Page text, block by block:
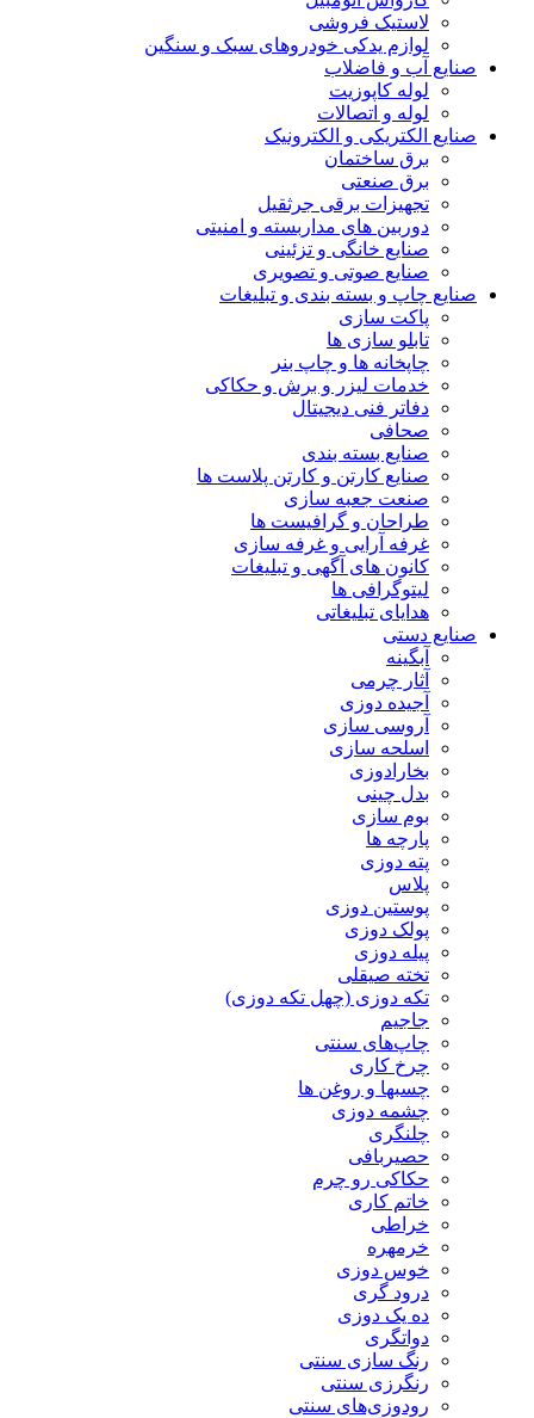
لاستیک فروشی
لوازم یدکی خودروهای سبک و سنگین
صنایع آب و فاضلاب
لوله کاپوزیت
لوله و اتصالات
صنایع الکتریکی و الکترونیک
برق ساختمان
برق صنعتی
تجهیزات برقی جرثقیل
دوربین های مداربسته و امنیتی
صنایع خانگی و تزئینی
صنایع صوتی و تصویری
صنایع چاپ و بسته بندی و تبلیغات
پاکت سازی
تابلو سازی ها
چاپخانه ها و چاپ بنر
خدمات لیزر و برش و حکاکی
دفاتر فنی دیجیتال
صحافی
صنایع بسته بندی
صنایع کارتن و کارتن پلاست ها
صنعت جعبه سازی
طراحان و گرافیست ها
غرفه آرایی و غرفه سازی
کانون های آگهی و تبلیغات
لیتوگرافی ها
هدایای تبلیغاتی
صنایع دستی
آبگینه
آثار چرمی
آجیده دوزی
آروسی سازی
اسلحه سازی
بخارادوزی
بدل چینی
بوم سازی
پارچه ها
پته دوزی
پلاس
پوستین دوزی
پولک دوزی
پیله دوزی
تخته صیقلی
تکه دوزی (چهل تکه دوزی)
جاجیم
چاپ‌های سنتی
چرخ کاری
چسبها و روغن ها
چشمه دوزی
چلنگری
حصیربافی
حکاکی رو چرم
خاتم کاری
خراطی
خرمهره
خوس دوزی
درود گری
ده یک دوزی
دواتگری
رنگ سازی سنتی
رنگرزی سنتی
رودوزی‌های سنتی